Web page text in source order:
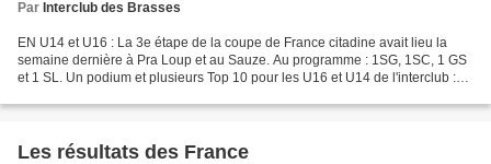
Par Interclub des Brasses
EN U14 et U16 : La 3e étape de la coupe de France citadine avait lieu la
semaine dernière à Pra Loup et au Sauze. Au programme : 1SG, 1SC, 1 GS
et 1 SL. Un podium et plusieurs Top 10 pour les U16 et U14 de l'interclub :
Les résultats des France